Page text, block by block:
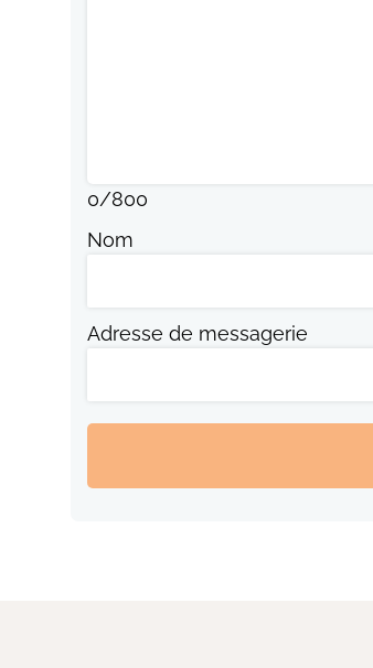
0/800
Nom
Adresse de messagerie